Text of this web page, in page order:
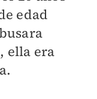
edad
ella era